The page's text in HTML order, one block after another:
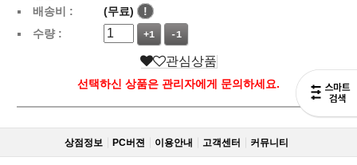
배송비 :
(무료)
!
수량 :
+1 -1
관심상품
선택하신 상품은 관리자에게 문의하세요.
상점정보 PC버젼 이용안내 고객센터 커뮤니티